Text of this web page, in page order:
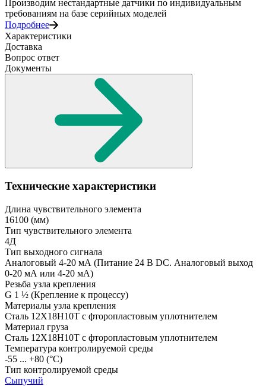
Производим нестандартные датчики по индивидуальным
требованиям на базе серийных моделей
Подробнее
Характеристики
Доставка
Вопрос ответ
Документы
Технические характеристики
Длина чувствительного элемента
16100 (мм)
Тип чувствительного элемента
4Д
Тип выходного сигнала
Аналоговый 4-20 мА (Питание 24 В DC. Аналоговый выход
0-20 мА или 4-20 мА)
Резьба узла крепления
G 1 ½ (Крепление к процессу)
Материалы узла крепления
Сталь 12Х18Н10Т с фторопластовым уплотнителем
Материал груза
Сталь 12Х18Н10Т с фторопластовым уплотнителем
Температура контролируемой среды
-55 ... +80 (°С)
Тип контролируемой среды
Сыпучий